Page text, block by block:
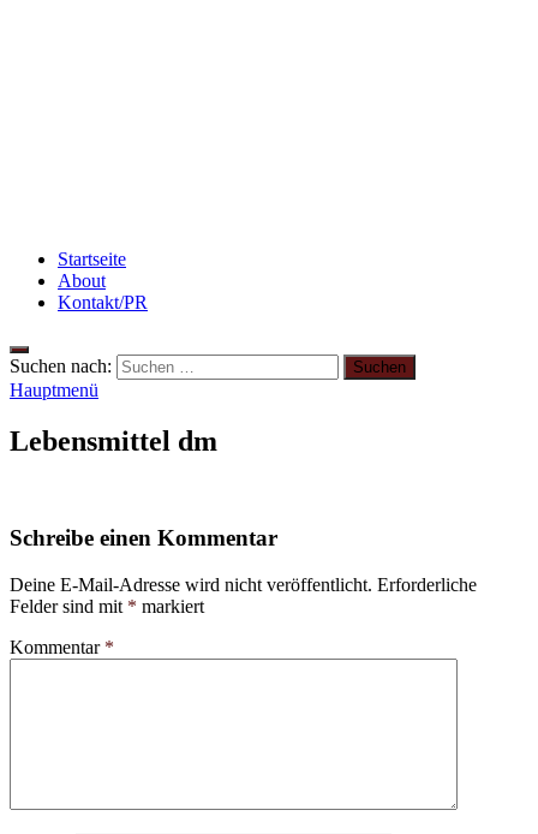
Startseite
About
Kontakt/PR
Suchen nach:
Hauptmenü
Lebensmittel dm
Schreibe einen Kommentar
Deine E-Mail-Adresse wird nicht veröffentlicht. Erforderliche
Felder sind mit * markiert
Kommentar *